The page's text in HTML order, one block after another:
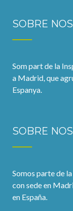
SOBRE
Som part de la
a Madrid, que
Espanya.
SOBRE
Somos parte de
con sede en
en España.